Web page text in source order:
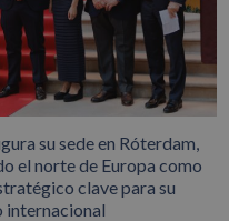
su sede en Róterdam,
el norte de Europa como
clave para su
internacional